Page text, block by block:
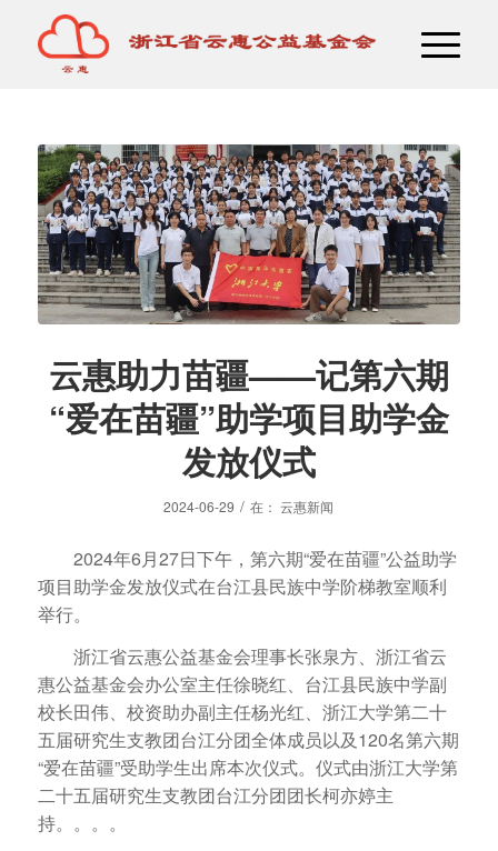
云惠助力苗疆——记第六期
“爱在苗疆”助学项目助学金
发放仪式
2024-06-29 / 在：云惠新闻
2024年6月27日下午，第六期“爱在苗疆”公益助学
项目助学金发放仪式在台江县民族中学阶梯教室顺利
举行。
浙江省云惠公益基金会理事长张泉方、浙江省云
惠公益基金会办公室主任徐晓红、台江县民族中学副
校长田伟、校资助办副主任杨光红、浙江大学第二十
五届研究生支教团台江分团全体成员以及120名第六期
“爱在苗疆”受助学生出席本次仪式。仪式由浙江大学第
二十五届研究生支教团台江分团团长柯亦婷主
持。。。。